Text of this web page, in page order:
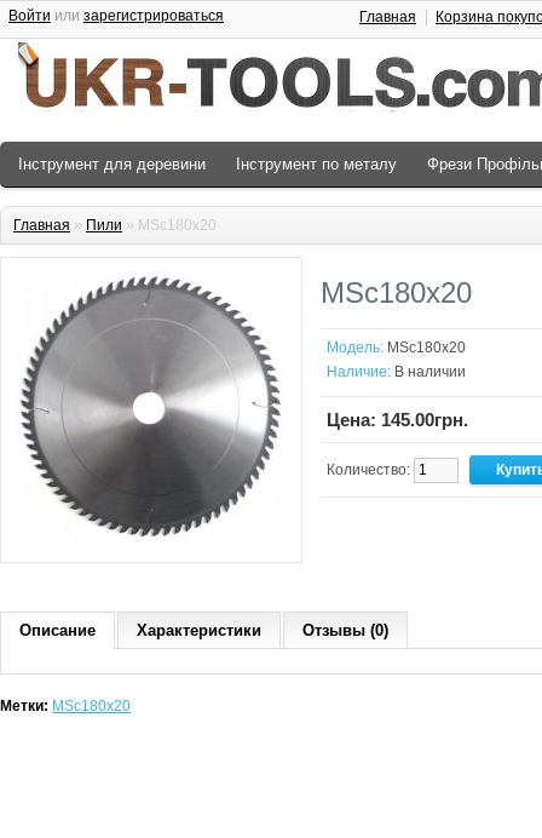
Войти или зарегистрироваться Главная Корзина
Інструмент для деревини Інструмент по металу Фрези
Главная » Пили » MSc180x20
MSc180x20
Модель: MSc180x20
Наличие: В наличии
Цена: 145.00грн.
Количество:
Описание Характеристики Отзывы (0)
Метки: MSc180x20